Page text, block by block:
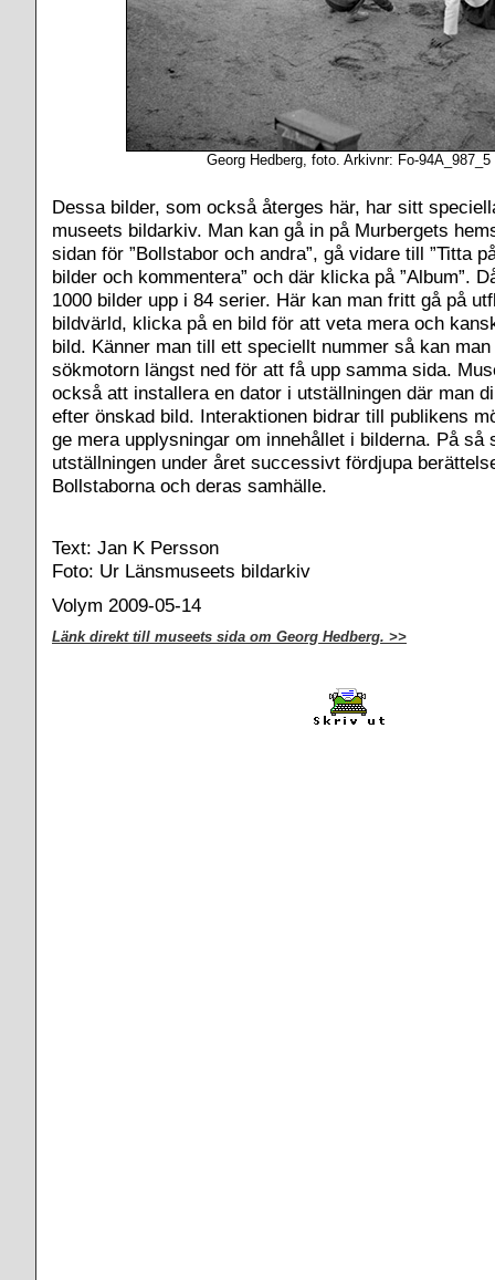
Georg Hedberg, foto. Arkivnr: Fo-94A_987_5
Dessa bilder, som också återges här, har sitt
museets bildarkiv. Man kan gå in på Murbergets
sidan för ”Bollstabor och andra”, gå vidare till ”Titta
bilder och kommentera” och där klicka på ”Album”.
1000 bilder upp i 84 serier. Här kan man fritt gå på
bildvärld, klicka på en bild för att veta mera och
bild. Känner man till ett speciellt nummer så kan
sökmotorn längst ned för att få upp samma sida.
också att installera en dator i utställningen där man
efter önskad bild. Interaktionen bidrar till publikens
ge mera upplysningar om innehållet i bilderna. På så
utställningen under året successivt fördjupa
Bollstaborna och deras samhälle.
Text: Jan K Persson
Foto: Ur Länsmuseets bildarkiv
Volym 2009-05-14
Länk direkt till museets sida om Georg Hedberg. >>